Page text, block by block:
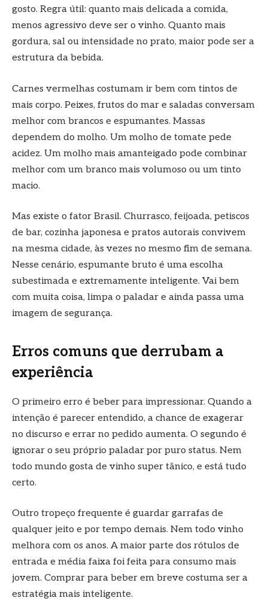
gosto. Regra útil: quanto mais delicada a comida,
menos agressivo deve ser o vinho. Quanto mais
gordura, sal ou intensidade no prato, maior pode ser a
estrutura da bebida.
Carnes vermelhas costumam ir bem com tintos de
mais corpo. Peixes, frutos do mar e saladas conversam
melhor com brancos e espumantes. Massas
dependem do molho. Um molho de tomate pede
acidez. Um molho mais amanteigado pode combinar
melhor com um branco mais volumoso ou um tinto
macio.
Mas existe o fator Brasil. Churrasco, feijoada, petiscos
de bar, cozinha japonesa e pratos autorais convivem
na mesma cidade, às vezes no mesmo fim de semana.
Nesse cenário, espumante bruto é uma escolha
subestimada e extremamente inteligente. Vai bem
com muita coisa, limpa o paladar e ainda passa uma
imagem de segurança.
Erros comuns que derrubam a
experiência
O primeiro erro é beber para impressionar. Quando a
intenção é parecer entendido, a chance de exagerar
no discurso e errar no pedido aumenta. O segundo é
ignorar o seu próprio paladar por puro status. Nem
todo mundo gosta de vinho super tânico, e está tudo
certo.
Outro tropeço frequente é guardar garrafas de
qualquer jeito e por tempo demais. Nem todo vinho
melhora com os anos. A maior parte dos rótulos de
entrada e média faixa foi feita para consumo mais
jovem. Comprar para beber em breve costuma ser a
estratégia mais inteligente.